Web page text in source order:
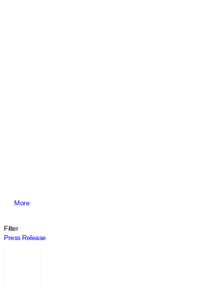
More
Filter
Press Release